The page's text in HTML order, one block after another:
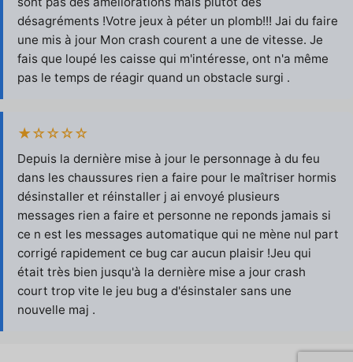
désagréments !Votre jeux à péter un plomb!!! Jai du faire
une mis à jour Mon crash courent a une de vitesse. Je
fais que loupé les caisse qui m'intéresse, ont n'a même
pas le temps de réagir quand un obstacle surgi .
★☆☆☆☆
Depuis la dernière mise à jour le personnage à du feu
dans les chaussures rien a faire pour le maîtriser hormis
désinstaller et réinstaller j ai envoyé plusieurs
messages rien a faire et personne ne reponds jamais si
ce n est les messages automatique qui ne mène nul part
corrigé rapidement ce bug car aucun plaisir !Jeu qui
était très bien jusqu'à la dernière mise a jour crash
court trop vite le jeu bug a d'ésinstaler sans une
nouvelle maj .